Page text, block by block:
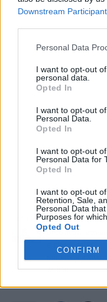
Downstream
Personal Data
I want to opt-out
personal data.
Opted In
I want to opt-out
Personal Data.
Opted In
I want to opt-out
Personal Data for
Opted In
I want to opt-out
Retention, Sale,
Personal Data
Purposes for
Opted Out
CONFIRM
Ver esta
Artículo anterior
el plan B del FC
Williams